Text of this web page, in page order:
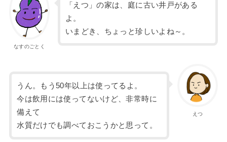
なすのごとく
「えつ」の家は、庭に古い井戸がある
よ。
いまどき、ちょっと珍しいよね～。
えつ
うん。もう50年以上は使ってるよ。
今は飲用には使ってないけど、非常時に
備えて
水質だけでも調べておこうかと思って。